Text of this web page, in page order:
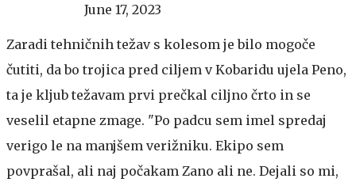
June 17, 2023
Zaradi tehničnih težav s kolesom je bilo mogoče
čutiti, da bo trojica pred ciljem v Kobaridu ujela Peno,
ta je kljub težavam prvi prečkal ciljno črto in se
veselil etapne zmage. "Po padcu sem imel spredaj
verigo le na manjšem verižniku. Ekipo sem
povprašal, ali naj počakam Zano ali ne. Dejali so mi,